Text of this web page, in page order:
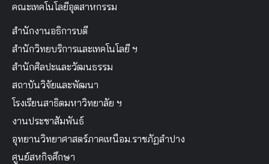
คณะเทคโนโลยีอุตสาหกรรม
สำนักงานอธิการบดี
สำนักวิทยบริการและเทคโนโลยี ฯ
สำนักศิลปะและวัฒนธรรม
สถาบันวิจัยและพัฒนา
โรงเรียนสาธิตมหาวิทยาลัย ฯ
งานประชาสัมพันธ์
อุทยานวิทยาศาสตร์ภาคเหนือม.ราชภัฏลำปาง
ศูนย์สหกิจศึกษา